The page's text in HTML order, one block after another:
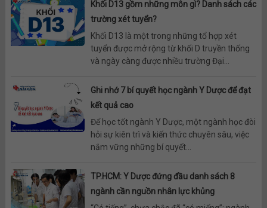
Khối D13 gồm những môn gì? Danh sách các
trường xét tuyển?
Khối D13 là một trong những tổ hợp xét
tuyển được mở rộng từ khối D truyền thống
và ngày càng được nhiều trường Đại...
Ghi nhớ 7 bí quyết học ngành Y Dược để đạt
kết quả cao
Để học tốt ngành Y Dược, một ngành học đòi
hỏi sự kiên trì và kiến thức chuyên sâu, việc
nắm vững những bí quyết...
TP.HCM: Y Dược đứng đầu danh sách 8
ngành cần nguồn nhân lực khủng